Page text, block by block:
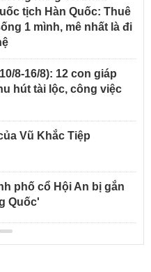
tịch Hàn Quốc: Thuê
1 mình, mê nhất là đi
8-16/8): 12 con giáp
hút tài lộc, công việc
Vũ Khắc Tiệp
phố cổ Hội An bị gắn
Quốc'